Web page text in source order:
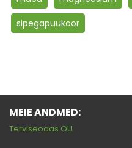
sipegapuukoor
MEIE ANDMED:
Terviseoaas OÜ